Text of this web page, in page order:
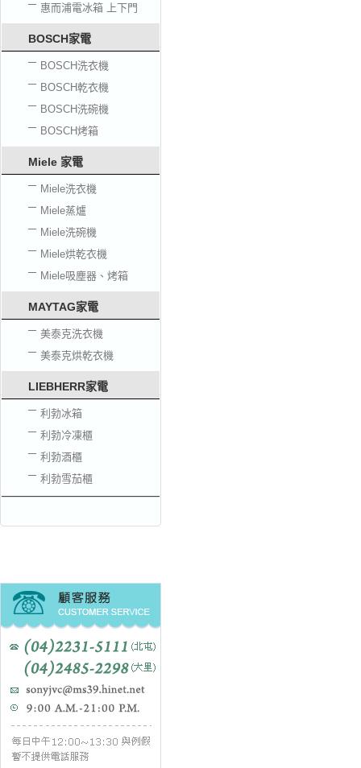
惠而浦電冰箱 上下門
BOSCH家電
BOSCH洗衣機
BOSCH乾衣機
BOSCH洗碗機
BOSCH烤箱
Miele 家電
Miele洗衣機
Miele蒸爐
Miele洗碗機
Miele烘乾衣機
Miele吸塵器、烤箱
MAYTAG家電
美泰克洗衣機
美泰克烘乾衣機
LIEBHERR家電
利勃冰箱
利勃冷凍櫃
利勃酒櫃
利勃雪茄櫃